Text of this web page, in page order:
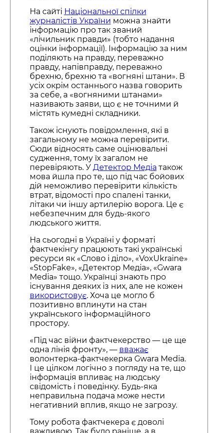
На сайті Національної спілки
журналістів України можна знайти
інформацію про так званий
«лічильник правди» (тобто надання
оцінки інформації). Інформацію за ним
поділяють на правду, переважно
правду, напівправду, переважно
брехню, брехню та «вогняні штани». В
усіх окрім останнього назва говорить
за себе, а «вогняними штанами»
називають заяви, що є не точними й
містять кумедні складники.
Також існують повідомлення, які в
загальному не можна перевірити.
Сюди відносять саме оцінювальні
судження, тому їх загалом не
перевіряють. У Детектор Медіа також
мова йшла про те, що під час бойових
дій неможливо перевірити кількість
втрат, відомості про спалені танки,
літаки чи іншу артилерію ворога. Це є
небезпечним для будь-якого
людського життя.
На сьогодні в Україні у форматі
фактчекінгу працюють такі українські
ресурси як «Слово і діло», «VoxUkraine»
«StopFake», «Детектор Медіа», «Gwara
Media» тощо. Українці знають про
існування деяких із них, але не кожен
використовує. Хоча це могло б
позитивно вплинути на стан
українського інформаційного
простору.
«Під час війни фактчекерство — це ще
одна лінія фронту», — вважає
волонтерка-фактчекерка Gwara Media.
І це цілком логічно з погляду на те, що
інформація впливає на людську
свідомість і поведінку. Будь-яка
неправильна подача може нести
негативний вплив, якщо не загрозу.
Тому робота фактчекера є доволі